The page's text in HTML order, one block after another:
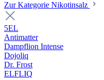
Zur Kategorie Nikotinsalz
5EL
Antimatter
Dampflion Intense
Dojoliq
Dr. Frost
ELFLIQ